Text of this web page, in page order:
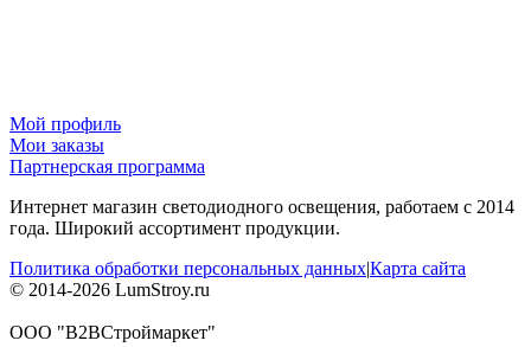
Мой профиль
Мои заказы
Партнерская программа
Интернет магазин светодиодного освещения, работаем с 2014
года. Широкий ассортимент продукции.
Политика обработки персональных данных|Карта сайта
© 2014-2026 LumStroy.ru
ООО "В2ВСтроймаркет"